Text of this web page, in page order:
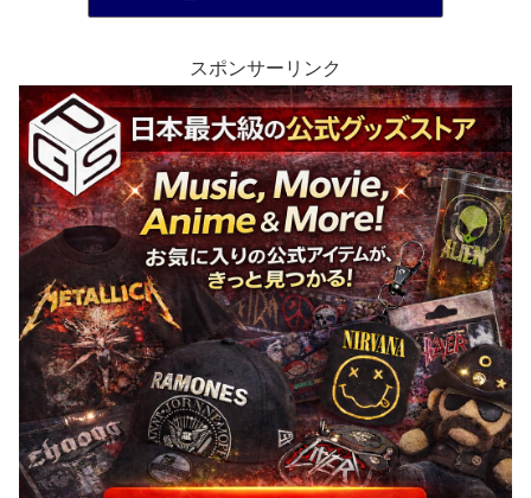
スポンサーリンク